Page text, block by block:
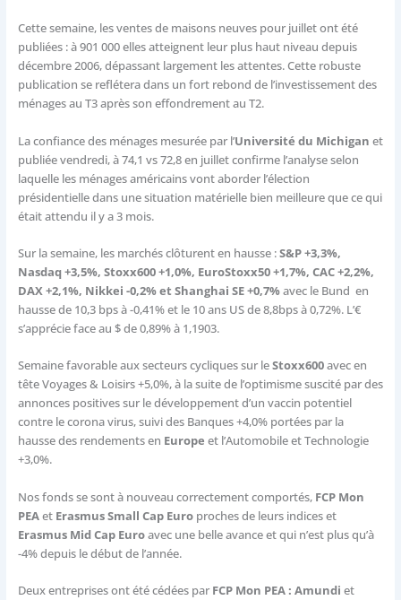
Cette semaine, les ventes de maisons neuves pour juillet ont été
publiées : à 901 000 elles atteignent leur plus haut niveau depuis
décembre 2006, dépassant largement les attentes. Cette robuste
publication se reflétera dans un fort rebond de l’investissement des
ménages au T3 après son effondrement au T2.
La confiance des ménages mesurée par l’Université du Michigan et
publiée vendredi, à 74,1 vs 72,8 en juillet confirme l’analyse selon
laquelle les ménages américains vont aborder l’élection
présidentielle dans une situation matérielle bien meilleure que ce qui
était attendu il y a 3 mois.
Sur la semaine, les marchés clôturent en hausse :S&P +3,3%,
Nasdaq +3,5%, Stoxx600 +1,0%, EuroStoxx50 +1,7%, CAC +2,2%,
DAX +2,1%, Nikkei -0,2% et Shanghai SE +0,7%avec le Bund en
hausse de 10,3 bps à -0,41% et le 10 ans US de 8,8bps à 0,72%. L’€
s’apprécie face au $ de 0,89% à 1,1903.
Semaine favorable aux secteurs cycliques sur leStoxx600avec en
tête Voyages & Loisirs +5,0%, à la suite de l’optimisme suscité par des
annonces positives sur le développement d’un vaccin potentiel
contre le corona virus, suivi des Banques +4,0% portées par la
hausse des rendements en Europe et l’Automobile et Technologie
+3,0%.
Nos fonds se sont à nouveau correctement comportés, FCP Mon
PEAet Erasmus Small Cap Euro proches de leurs indices et
Erasmus Mid Cap Euroavec une belle avance et qui n’est plus qu’à
-4% depuis le début de l’année.
Deux entreprises ont été cédées par FCP Mon PEA : Amundi et